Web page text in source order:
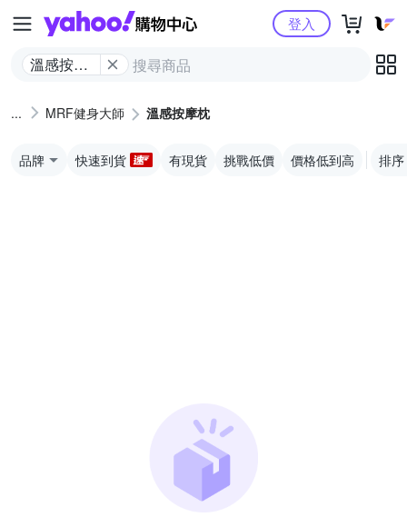
Yahoo購物中心
溫感按摩
登入
MRF健身大師 溫感按摩枕
品牌 快速到貨 有現貨 挑戰低價 價格低到高 排序